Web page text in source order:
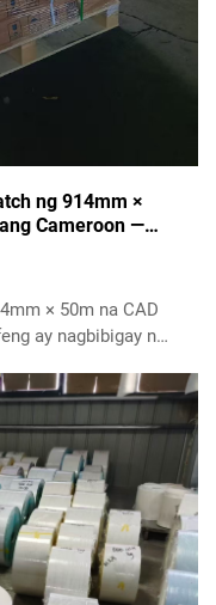
ng 914mm ×
Cameroon —
× 50m na CAD
ay nagbibigay ng
OEM
buong mundo.